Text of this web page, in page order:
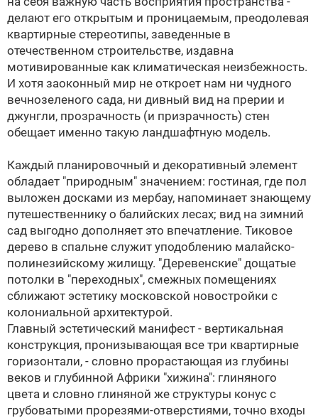
делают его открытым и проницаемым, преодолевая
квартирные стереотипы, заведенные в
отечественном строительстве, издавна
мотивированные как климатическая неизбежность.
И хотя заоконный мир не откроет нам ни чудного
вечнозеленого сада, ни дивный вид на прерии и
джунгли, прозрачность (и призрачность) стен
обещает именно такую ландшафтную модель.
Каждый планировочный и декоративный элемент
обладает "природным" значением: гостиная, где пол
выложен досками из мербау, напоминает знающему
путешественнику о балийских лесах; вид на зимний
сад выгодно дополняет это впечатление. Тиковое
дерево в спальне служит уподоблению малайско-
полинезийскому жилищу. "Деревенские" дощатые
потолки в "переходных", смежных помещениях
сближают эстетику московской новостройки с
колониальной архитектурой.
Главный эстетический манифест - вертикальная
конструкция, пронизывающая все три квартирные
горизонтали, - словно прорастающая из глубины
веков и глубинной Африки "хижина": глиняного
цвета и словно глиняной же структуры конус с
грубоватыми прорезями-отверстиями, точно входы